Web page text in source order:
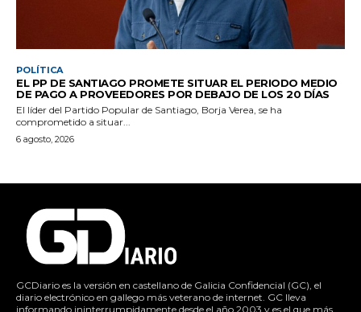
POLÍTICA
EL PP DE SANTIAGO PROMETE SITUAR EL PERIODO MEDIO
DE PAGO A PROVEEDORES POR DEBAJO DE LOS 20 DÍAS
El líder del Partido Popular de Santiago, Borja Verea, se ha
comprometido a situar...
6 agosto, 2026
GCDiario es la versión en castellano de Galicia Confidencial (GC), el
diario electrónico en gallego más veterano de internet. GC lleva
informando ininterrumpidamente desde el año 2003 y es el que más